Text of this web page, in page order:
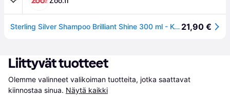
Sterling Silver Shampoo Brilliant Shine 300 ml - Koirat - Turkinhoito - K9 Competition 21,90 €
Liittyvät tuotteet
Olemme valinneet valikoiman tuotteita, jotka saattavat
kiinnostaa sinua. Näytä kaikki